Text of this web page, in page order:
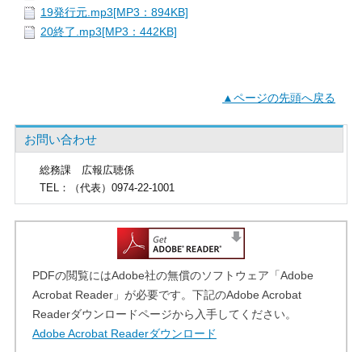
19発行元.mp3[MP3：894KB]
20終了.mp3[MP3：442KB]
▲ページの先頭へ戻る
お問い合わせ
総務課
広報広聴係
TEL ：（代表）0974-22-1001
PDFの閲覧にはAdobe社の無償のソフトウェア「Adobe
Acrobat Reader」が必要です。下記のAdobe Acrobat
Readerダウンロードページから入手してください。
Adobe Acrobat Readerダウンロード